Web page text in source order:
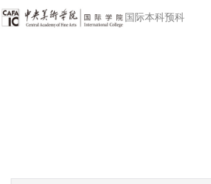
国际本科预科